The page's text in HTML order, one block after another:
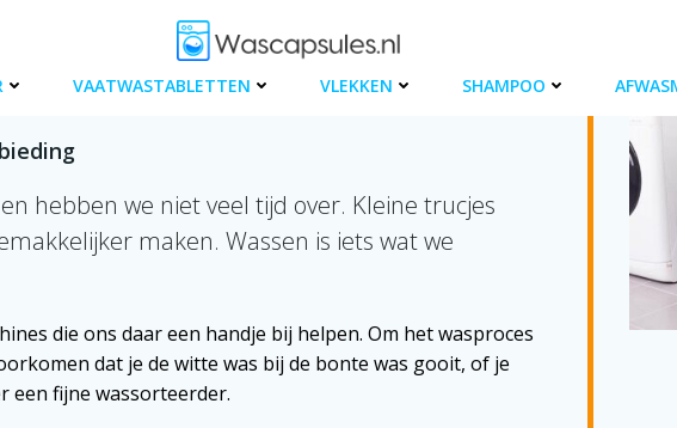
VAATWASTABLETTEN VLEKKEN SHAMPOO
hebben we niet veel tijd over. Kleine trucjes
maken. Wassen is iets wat we
die ons daar een handje bij helpen. Om het wasproces
dat je de witte was bij de bonte was gooit, of je
een fijne wassorteerder.